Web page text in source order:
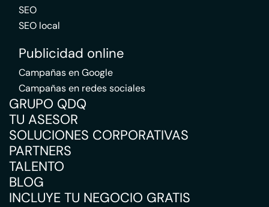
SEO
SEO local
Publicidad online
Campañas en Google
Campañas en redes sociales
GRUPO QDQ
TU ASESOR
SOLUCIONES CORPORATIVAS
PARTNERS
TALENTO
BLOG
INCLUYE TU NEGOCIO GRATIS